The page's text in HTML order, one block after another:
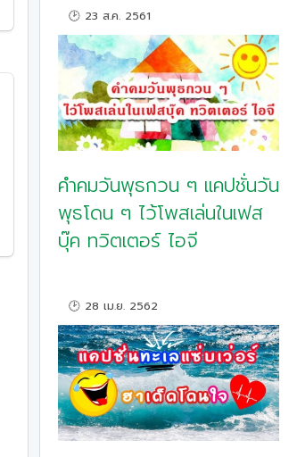
🕑 23 ส.ค. 2561
คําคมวันพุธกวน ๆ แคปชั่นวัน
พุธโดน ๆ ไว้โพสเล่นในเฟส
บุ๊ค ทวิตเตอร์ ไอจี
🕑 28 เม.ย. 2562